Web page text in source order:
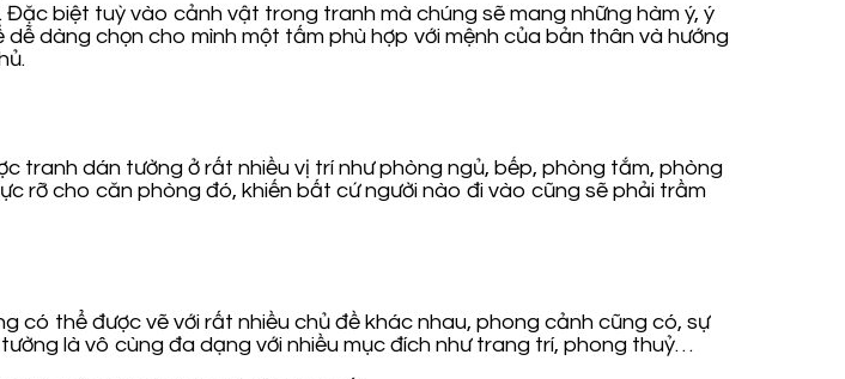
biệt tuỳ vào cảnh vật trong tranh mà chúng sẽ mang những hàm ý, ý
dàng chọn cho mình một tấm phù hợp với mệnh của bản thân và hướng
tranh dán tường ở rất nhiều vị trí như phòng ngủ, bếp, phòng tắm, phòng
rỡ cho căn phòng đó, khiến bất cứ người nào đi vào cũng sẽ phải trầm
có thể được vẽ với rất nhiều chủ đề khác nhau, phong cảnh cũng có, sự
là vô cùng đa dạng với nhiều mục đích như trang trí, phong thuỷ…